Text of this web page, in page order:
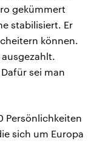
gekümmert
stabilisiert. Er
können.
sei man
Persönlichkeiten
sich um Europa